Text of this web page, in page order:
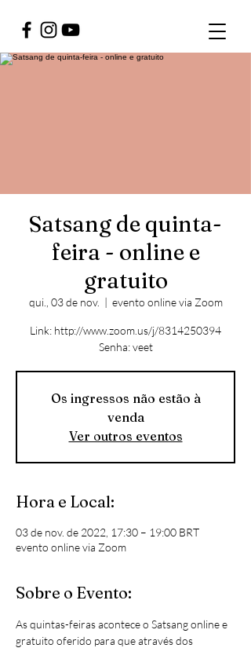
Satsang de quinta-
feira - online e
gratuito
qui., 03 de nov.
  |
evento online via Zoom
Link: http://www.zoom.us/j/8314250394
Senha: veet
Os ingressos não estão à
venda
Ver outros eventos
Hora e Local:
03 de nov. de 2022, 17:30 – 19:00 BRT
evento online via Zoom
Sobre o Evento:
As quintas-feiras acontece o Satsang online e
gratuito oferido para que através dos